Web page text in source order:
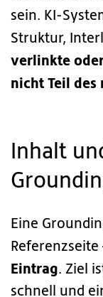
sein. KI-
Struktur,
verlinkte
nicht Teil
Inhalt
Eine
Referenzseite
Eintrag. Ziel
schnell und